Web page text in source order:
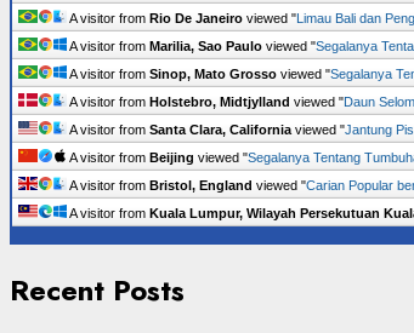
A visitor from Rio De Janeiro viewed "Limau Bali dan
A visitor from Marilia, Sao Paulo viewed "Segalanya
A visitor from Sinop, Mato Grosso viewed "Segalanya
A visitor from Holstebro, Midtjylland viewed "Daun
A visitor from Santa Clara, California viewed "Jantung
A visitor from Beijing viewed "Segalanya Tentang
A visitor from Bristol, England viewed "Carian Popular
A visitor from Kuala Lumpur, Wilayah Persekutuan
Recent Posts